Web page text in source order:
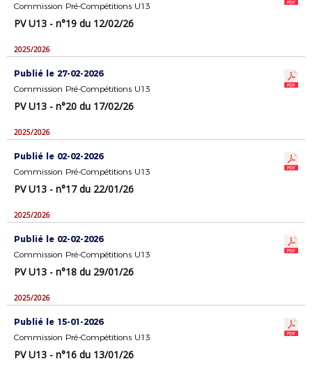
Commission Pré-Compétitions U13
PV U13 - n°19 du 12/02/26
2025/2026
Publié le 27-02-2026
Commission Pré-Compétitions U13
PV U13 - n°20 du 17/02/26
2025/2026
Publié le 02-02-2026
Commission Pré-Compétitions U13
PV U13 - n°17 du 22/01/26
2025/2026
Publié le 02-02-2026
Commission Pré-Compétitions U13
PV U13 - n°18 du 29/01/26
2025/2026
Publié le 15-01-2026
Commission Pré-Compétitions U13
PV U13 - n°16 du 13/01/26